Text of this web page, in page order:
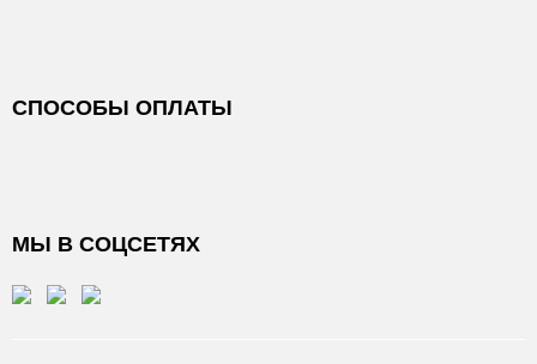
СПОСОБЫ ОПЛАТЫ
МЫ В СОЦСЕТЯХ